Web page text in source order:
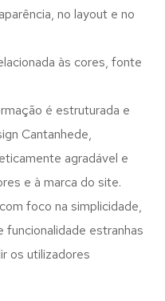
no layout e no
às cores, fonte
é estruturada e
Cantanhede,
agradável e
e à marca do site.
foco na simplicidade,
funcionalidade estranhas
os utilizadores